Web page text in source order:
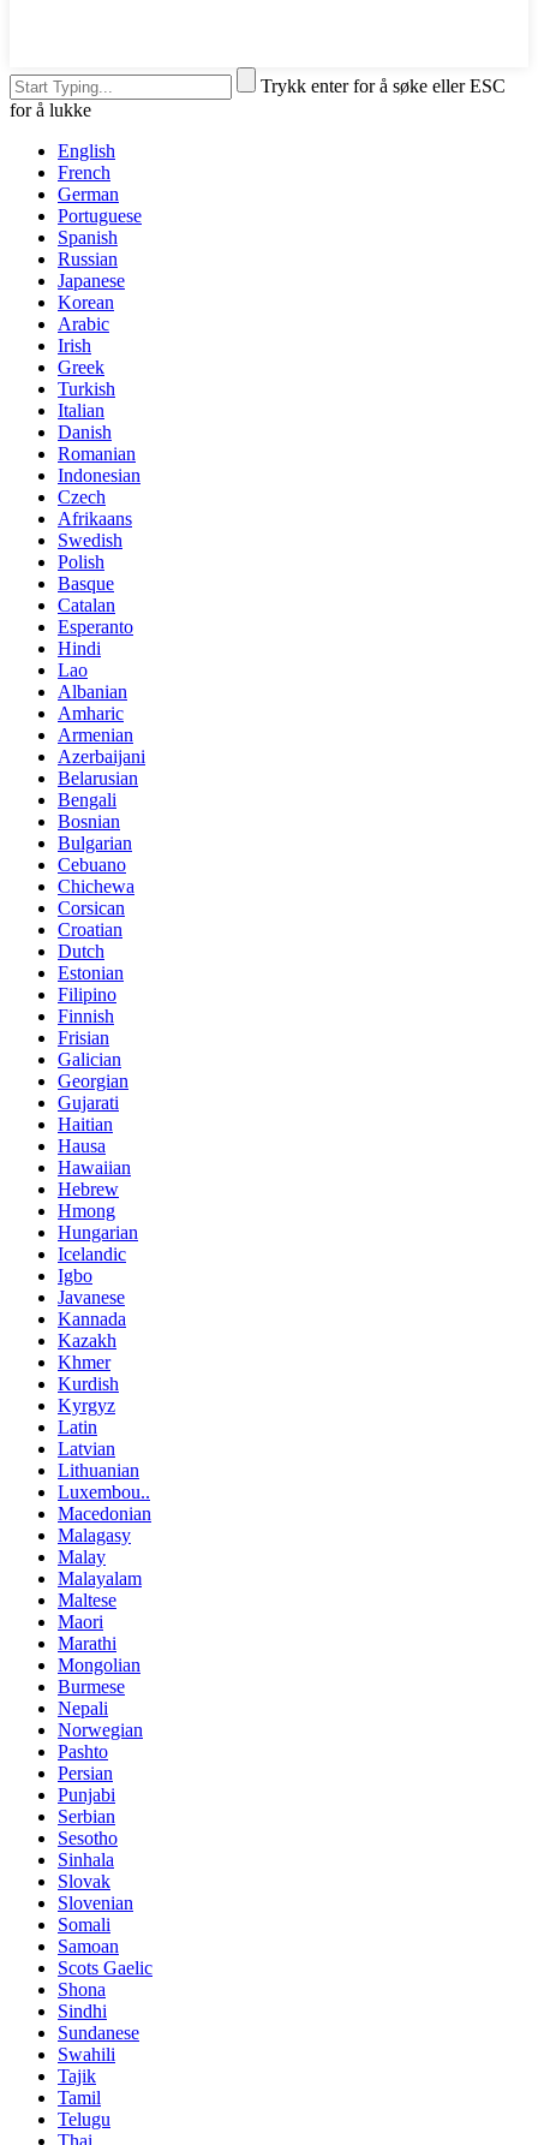
Trykk enter for å søke eller ESC
for å lukke
English
French
German
Portuguese
Spanish
Russian
Japanese
Korean
Arabic
Irish
Greek
Turkish
Italian
Danish
Romanian
Indonesian
Czech
Afrikaans
Swedish
Polish
Basque
Catalan
Esperanto
Hindi
Lao
Albanian
Amharic
Armenian
Azerbaijani
Belarusian
Bengali
Bosnian
Bulgarian
Cebuano
Chichewa
Corsican
Croatian
Dutch
Estonian
Filipino
Finnish
Frisian
Galician
Georgian
Gujarati
Haitian
Hausa
Hawaiian
Hebrew
Hmong
Hungarian
Icelandic
Igbo
Javanese
Kannada
Kazakh
Khmer
Kurdish
Kyrgyz
Latin
Latvian
Lithuanian
Luxembou..
Macedonian
Malagasy
Malay
Malayalam
Maltese
Maori
Marathi
Mongolian
Burmese
Nepali
Norwegian
Pashto
Persian
Punjabi
Serbian
Sesotho
Sinhala
Slovak
Slovenian
Somali
Samoan
Scots Gaelic
Shona
Sindhi
Sundanese
Swahili
Tajik
Tamil
Telugu
Thai